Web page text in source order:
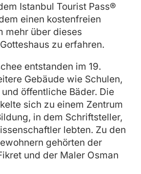
Istanbul Tourist Pass®
einen kostenfreien
mehr über dieses
zu erfahren.
entstanden im 19.
Gebäude wie Schulen,
öffentliche Bäder. Die
sich zu einem Zentrum
in dem Schriftsteller,
lebten. Zu den
gehörten der
und der Maler Osman